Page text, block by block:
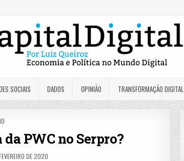
SOCIAIS DADOS OPINIÃO TRANSFORMAÇÃO DIGITAL
PWC no Serpro?
DE 2020